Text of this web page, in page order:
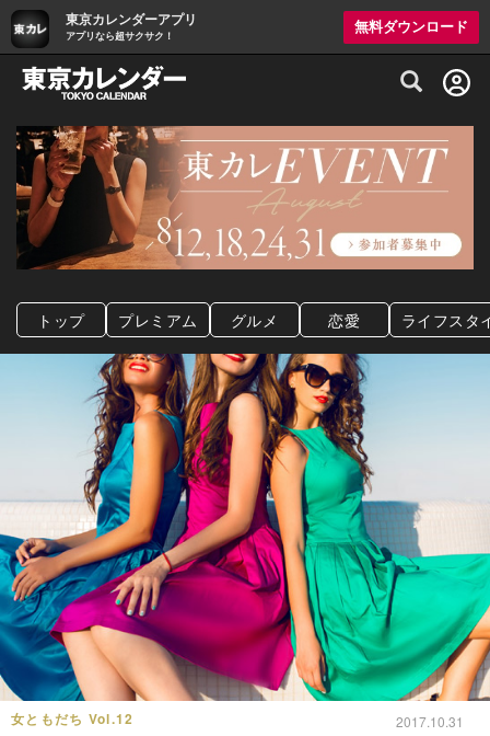
東京カレンダーアプリ
アプリなら超サクサク！
無料ダウンロード
グルメ情報・プレミアムレストラン予約
トップ プレミアム グルメ 恋愛 ライフスタ
女ともだち Vol.12 2017.10.31